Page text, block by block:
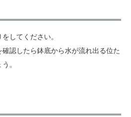
してください。
認したら鉢底から水が流れ出る位た
。